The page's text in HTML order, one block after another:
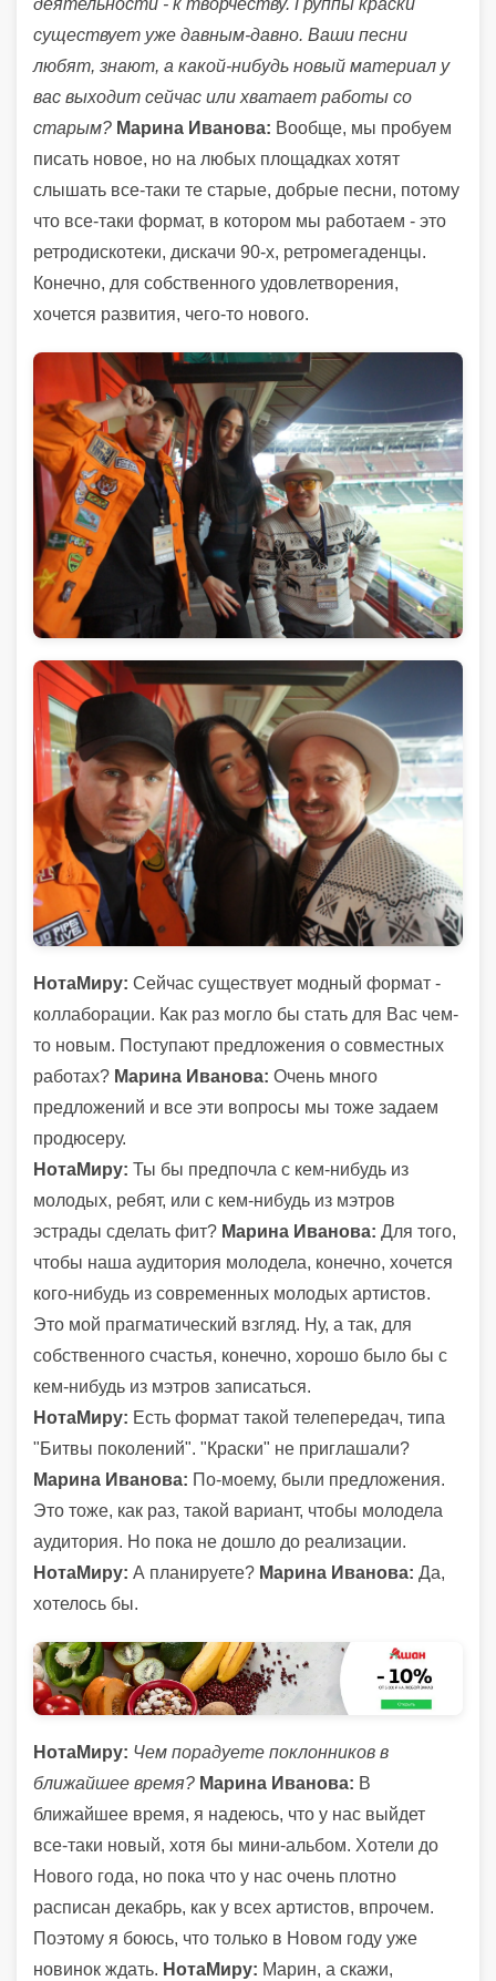
деятельности - к творчеству. Группы краски
существует уже давным-давно. Ваши песни
любят, знают, а какой-нибудь новый материал у
вас выходит сейчас или хватает работы со
старым? Марина Иванова: Вообще, мы пробуем
писать новое, но на любых площадках хотят
слышать все-таки те старые, добрые песни, потому
что все-таки формат, в котором мы работаем - это
ретродискотеки, дискачи 90-х, ретромегаденцы.
Конечно, для собственного удовлетворения,
хочется развития, чего-то нового.
НотаМиру: Сейчас существует модный формат -
коллаборации. Как раз могло бы стать для Вас чем-
то новым. Поступают предложения о совместных
работах? Марина Иванова: Очень много
предложений и все эти вопросы мы тоже задаем
продюсеру.
НотаМиру: Ты бы предпочла с кем-нибудь из
молодых, ребят, или с кем-нибудь из мэтров
эстрады сделать фит? Марина Иванова: Для того,
чтобы наша аудитория молодела, конечно, хочется
кого-нибудь из современных молодых артистов.
Это мой прагматический взгляд. Ну, а так, для
собственного счастья, конечно, хорошо было бы с
кем-нибудь из мэтров записаться.
НотаМиру: Есть формат такой телепередач, типа
"Битвы поколений". "Краски" не приглашали?
Марина Иванова: По-моему, были предложения.
Это тоже, как раз, такой вариант, чтобы молодела
аудитория. Но пока не дошло до реализации.
НотаМиру: А планируете? Марина Иванова: Да,
хотелось бы.
НотаМиру: Чем порадуете поклонников в
ближайшее время? Марина Иванова: В
ближайшее время, я надеюсь, что у нас выйдет
все-таки новый, хотя бы мини-альбом. Хотели до
Нового года, но пока что у нас очень плотно
расписан декабрь, как у всех артистов, впрочем.
Поэтому я боюсь, что только в Новом году уже
новинок ждать. НотаМиру: Марин, а скажи,